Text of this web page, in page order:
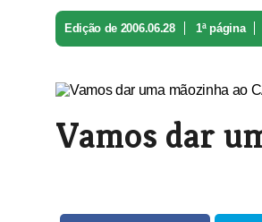
Edição de 2006.06.28 1ª página
Vamos dar